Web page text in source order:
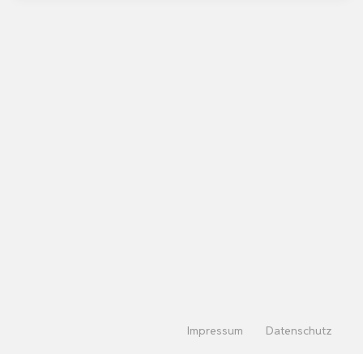
Impressum Datenschutz